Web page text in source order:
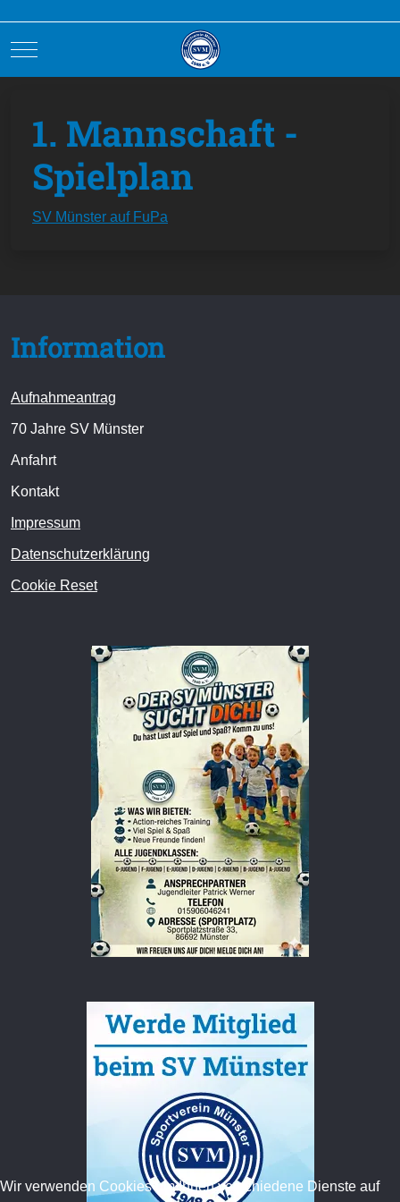
Mobile Menu Toggle
1. Mannschaft -
Spielplan
SV Münster auf FuPa
Information
Aufnahmeantrag
70 Jahre SV Münster
Anfahrt
Kontakt
Impressum
Datenschutzerklärung
Cookie Reset
Wir verwenden Cookies um Ihnen verschiedene Dienste auf